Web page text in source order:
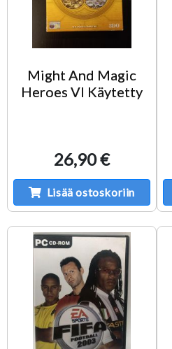
Might And Magic
Heroes VI Käytetty
26,90 €
Lisää ostoskoriin